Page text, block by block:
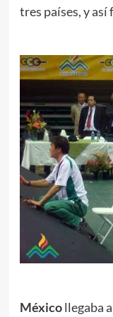
tres países, y así
Méxicollegaba